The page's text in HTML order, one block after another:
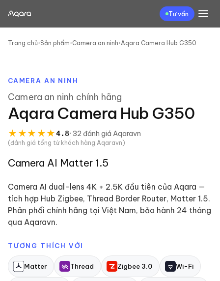
Tư vấn
Trang chủ›Sản phẩm›Camera an ninh›Aqara Camera Hub G350
CAMERA AN NINH
Camera an ninh chính hãng
Aqara Camera Hub G350
★ ★★ ★★4.8· 32 đánh giá Aqaravn
(đánh giá tổng từ khách hàng Aqaravn)
Camera AI Matter 1.5
Camera AI dual-lens 4K + 2.5K đầu tiên của Aqara —
tích hợp Hub Zigbee, Thread Border Router, Matter 1.5.
Phân phối chính hãng tại Việt Nam, bảo hành 24 tháng
qua Aqaravn.
TƯƠNG THÍCH VỚI
Matter Thread Zigbee 3.0 Wi-Fi